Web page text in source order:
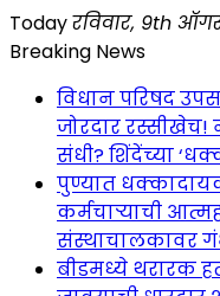
Skip
to
Todayरविवार, 9th
Breaking News
विधान परिषद
जोरदार रस्सीखेच!
संधी? शिंदेंच्या
पुण्यात
कर्मचाऱ्याची
संस्थाचालकावर
बीडमध्ये थरारक